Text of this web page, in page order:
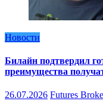
Новости
Билайн подтвердил
преимущества
26.07.2026 Futures